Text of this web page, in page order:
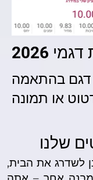
2026
דגם בהתאמה
שלנו
לשדרג את הבית,